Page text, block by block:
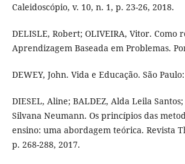
Caleidoscópio, v. 10, n. 1, p. 23-26, 2018.
DELISLE, Robert; OLIVEIRA, Vitor. Como
Aprendizagem Baseada em Problemas.
DEWEY, John. Vida e Educação. São
DIESEL, Aline; BALDEZ, Alda Leila
Silvana Neumann. Os princípios das
ensino: uma abordagem teórica. Revista
p. 268-288, 2017.